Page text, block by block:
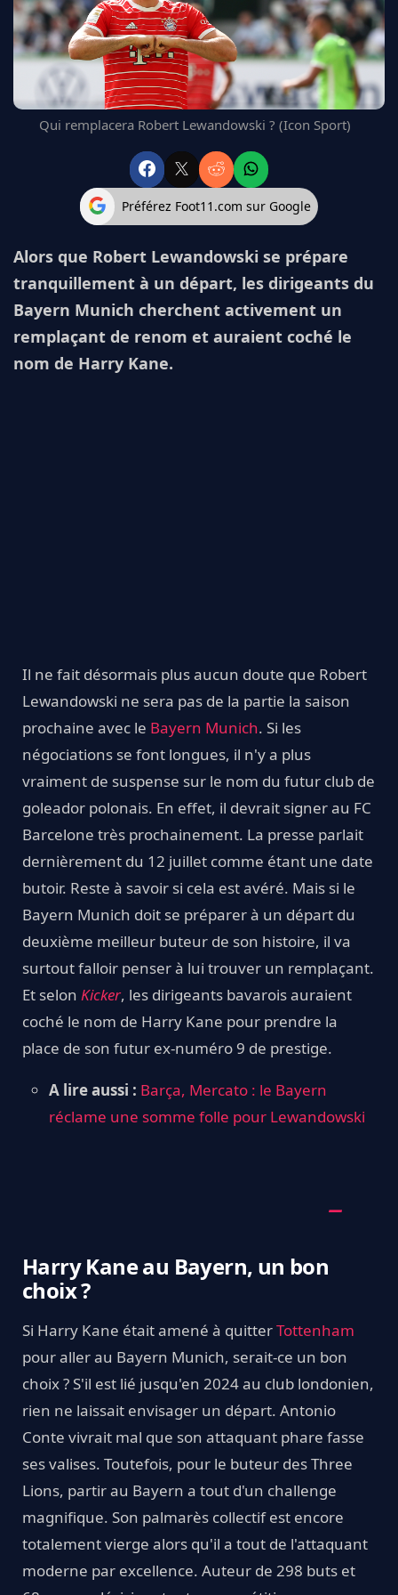
FC BARCELONE
MANCHESTER UNITED
CHELSEA
ARSENAL
BAYERN
L'AVIS DE LA RÉDAC'
Qui remplacera Robert Lewandowski ? (Icon Sport)
Préférez Foot11.com sur Google
Alors que Robert Lewandowski se prépare
tranquillement à un départ, les dirigeants du
Bayern Munich cherchent activement un
remplaçant de renom et auraient coché le
nom de Harry Kane.
Il ne fait désormais plus aucun doute que Robert
Lewandowski ne sera pas de la partie la saison
prochaine avec le Bayern Munich. Si les
négociations se font longues, il n'y a plus
vraiment de suspense sur le nom du futur club de
goleador polonais. En effet, il devrait signer au FC
Barcelone très prochainement. La presse parlait
dernièrement du 12 juillet comme étant une date
butoir. Reste à savoir si cela est avéré. Mais si le
Bayern Munich doit se préparer à un départ du
deuxième meilleur buteur de son histoire, il va
surtout falloir penser à lui trouver un remplaçant.
Et selon Kicker, les dirigeants bavarois auraient
coché le nom de Harry Kane pour prendre la
place de son futur ex-numéro 9 de prestige.
A lire aussi : Barça, Mercato : le Bayern
réclame une somme folle pour Lewandowski
Harry Kane au Bayern, un bon
choix ?
Si Harry Kane était amené à quitterTottenham
pour aller au Bayern Munich, serait-ce un bon
choix ? S'il est lié jusqu'en 2024 au club londonien,
rien ne laissait envisager un départ. Antonio
Conte vivrait mal que son attaquant phare fasse
ses valises. Toutefois, pour le buteur des Three
Lions, partir au Bayern a tout d'un challenge
magnifique. Son palmarès collectif est encore
totalement vierge alors qu'il a tout de l'attaquant
moderne par excellence. Auteur de 298 buts et